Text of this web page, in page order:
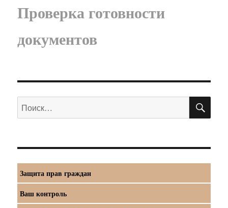
Проверка готовности
документов
Искать:
Защита прав граждан
Ваш контроль